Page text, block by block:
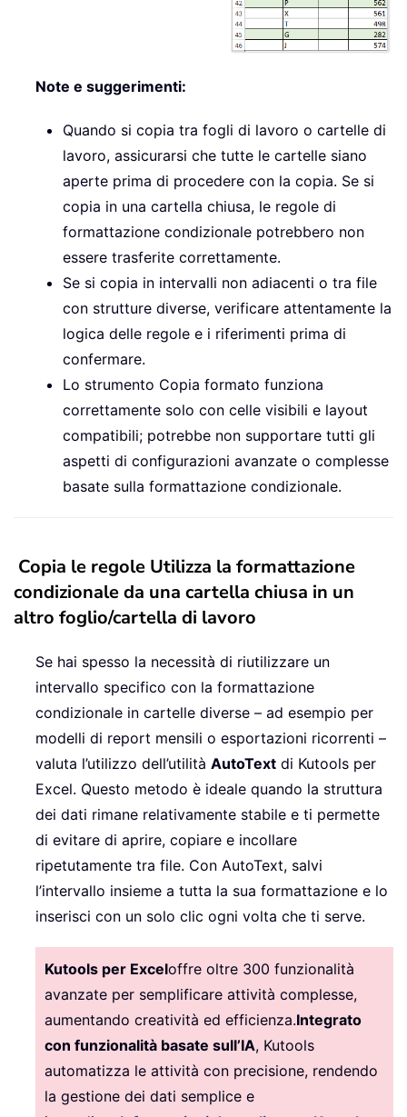
Note e suggerimenti:
Quando si copia tra fogli di lavoro o cartelle di
lavoro, assicurarsi che tutte le cartelle siano
aperte prima di procedere con la copia. Se si
copia in una cartella chiusa, le regole di
formattazione condizionale potrebbero non
essere trasferite correttamente.
Se si copia in intervalli non adiacenti o tra file
con strutture diverse, verificare attentamente la
logica delle regole e i riferimenti prima di
confermare.
Lo strumento Copia formato funziona
correttamente solo con celle visibili e layout
compatibili; potrebbe non supportare tutti gli
aspetti di configurazioni avanzate o complesse
basate sulla formattazione condizionale.
Copia le regole Utilizza la formattazione
condizionale da una cartella chiusa in un
altro foglio/cartella di lavoro
Se hai spesso la necessità di riutilizzare un
intervallo specifico con la formattazione
condizionale in cartelle diverse – ad esempio per
modelli di report mensili o esportazioni ricorrenti –
valuta l’utilizzo dell’utilità AutoText di Kutools per
Excel. Questo metodo è ideale quando la struttura
dei dati rimane relativamente stabile e ti permette
di evitare di aprire, copiare e incollare
ripetutamente tra file. Con AutoText, salvi
l’intervallo insieme a tutta la sua formattazione e lo
inserisci con un solo clic ogni volta che ti serve.
Kutools per Exceloffre oltre 300 funzionalità
avanzate per semplificare attività complesse,
aumentando creatività ed efficienza.Integrato
con funzionalità basate sull’IA, Kutools
automatizza le attività con precisione, rendendo
la gestione dei dati semplice e